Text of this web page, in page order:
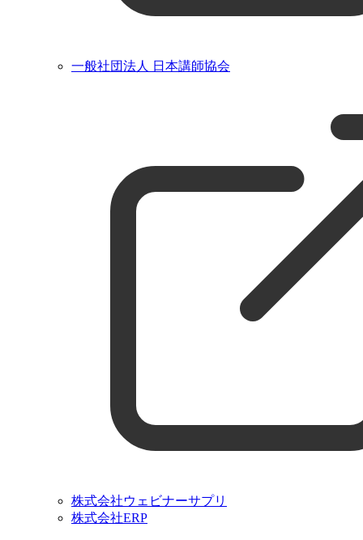
一般社団法人 日本講師協会
株式会社ウェビナーサプリ
株式会社ERP